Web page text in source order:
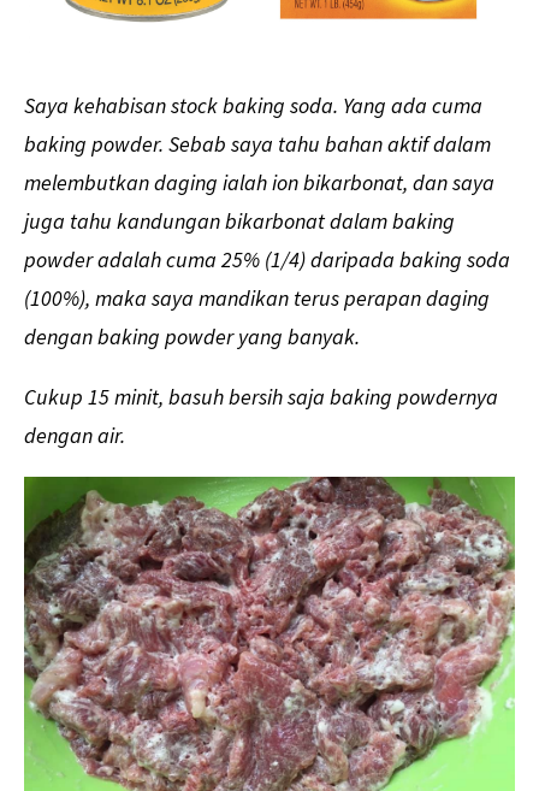
Saya kehabisan stock baking soda. Yang ada cuma
baking powder. Sebab saya tahu bahan aktif dalam
melembutkan daging ialah ion bikarbonat, dan saya
juga tahu kandungan bikarbonat dalam baking
powder adalah cuma 25% (1/4) daripada baking soda
(100%), maka saya mandikan terus perapan daging
dengan baking powder yang banyak.
Cukup 15 minit, basuh bersih saja baking powdernya
dengan air.